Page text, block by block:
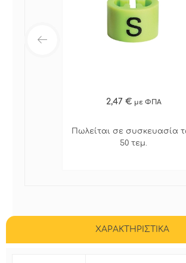
2,47 € με ΦΠΑ
Πωλείται σε συσκευασία
50 τεμ.
ΧΑΡΑΚΤΗΡΙΣΤΙΚΑ